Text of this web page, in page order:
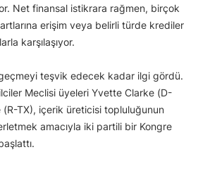
Net finansal istikrara rağmen, birçok
erişim veya belirli türde krediler
karşılaşıyor.
teşvik edecek kadar ilgi gördü.
Meclisi üyeleri Yvette Clarke (D-
(R-TX), içerik üreticisi topluluğunun
amacıyla iki partili bir Kongre